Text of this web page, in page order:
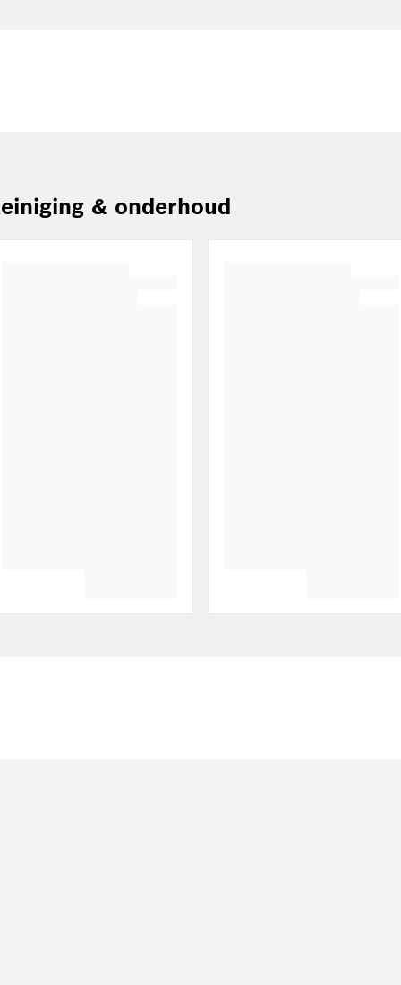
& onderhoud